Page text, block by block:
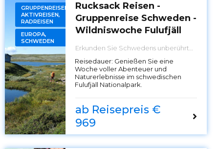
GRUPPENREISEN,
AKTIVREISEN,
RADREISEN
EUROPA,
SCHWEDEN
Rucksack Reisen -
Gruppenreise Schweden -
Wildniswoche Fulufjäll
Erkunden Sie Schwedens unberührte
Fulufjäll. Perfekt für Naturliebhaber
und Abenteuersuchende – buchen
Sie jetzt Ihr Outdoor-Erlebnis!
Reisedauer: Genießen Sie eine
Woche voller Abenteuer und
Naturerlebnisse im schwedischen
Fulufjäll Nationalpark.
ab Reisepreis €
969